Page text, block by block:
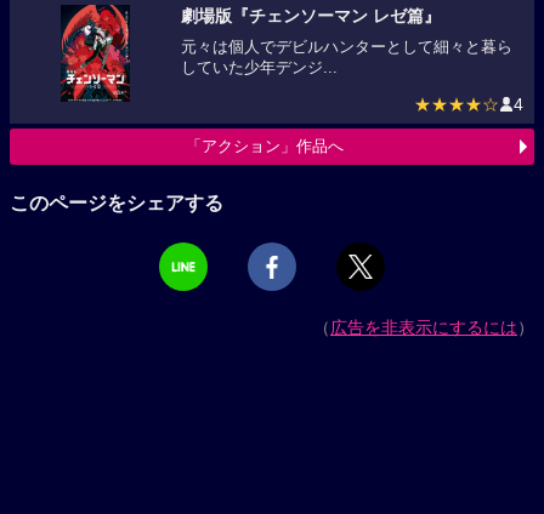
劇場版『チェンソーマン レゼ篇』
元々は個人でデビルハンターとして細々と暮ら
していた少年デンジ...
★★★★☆ 4
「アクション」作品へ
このページをシェアする
（広告を非表示にするには）